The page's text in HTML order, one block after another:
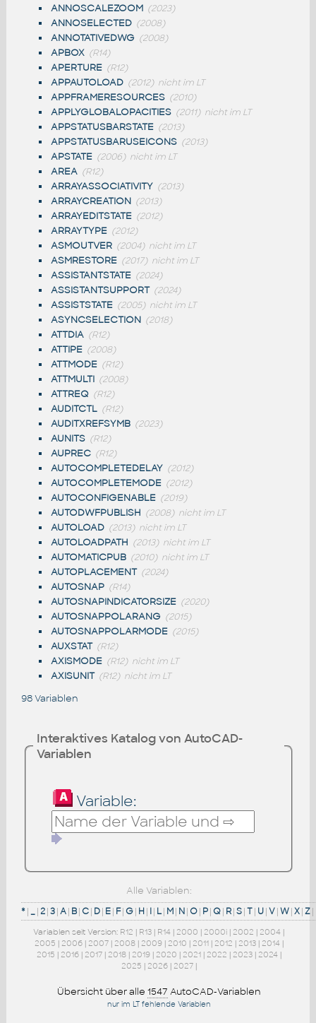
ANNOSCALEZOOM (2023)
ANNOSELECTED (2008)
ANNOTATIVEDWG (2008)
APBOX (R14)
APERTURE (R12)
APPAUTOLOAD (2012) nicht im LT
APPFRAMERESOURCES (2010)
APPLYGLOBALOPACITIES (2011) nicht im LT
APPSTATUSBARSTATE (2013)
APPSTATUSBARUSEICONS (2013)
APSTATE (2006) nicht im LT
AREA (R12)
ARRAYASSOCIATIVITY (2013)
ARRAYCREATION (2013)
ARRAYEDITSTATE (2012)
ARRAYTYPE (2012)
ASMOUTVER (2004) nicht im LT
ASMRESTORE (2017) nicht im LT
ASSISTANTSTATE (2024)
ASSISTANTSUPPORT (2024)
ASSISTSTATE (2005) nicht im LT
ASYNCSELECTION (2018)
ATTDIA (R12)
ATTIPE (2008)
ATTMODE (R12)
ATTMULTI (2008)
ATTREQ (R12)
AUDITCTL (R12)
AUDITXREFSYMB (2023)
AUNITS (R12)
AUPREC (R12)
AUTOCOMPLETEDELAY (2012)
AUTOCOMPLETEMODE (2012)
AUTOCONFIGENABLE (2019)
AUTODWFPUBLISH (2008) nicht im LT
AUTOLOAD (2013) nicht im LT
AUTOLOADPATH (2013) nicht im LT
AUTOMATICPUB (2010) nicht im LT
AUTOPLACEMENT (2024)
AUTOSNAP (R14)
AUTOSNAPINDICATORSIZE (2020)
AUTOSNAPPOLARANG (2015)
AUTOSNAPPOLARMODE (2015)
AUXSTAT (R12)
AXISMODE (R12) nicht im LT
AXISUNIT (R12) nicht im LT
98 Variablen
Interaktives Katalog von AutoCAD-
Variablen
Variable:
Alle Variablen:
*|_|2|3|A| B|C| D| E| F|G| H| I| L| M| N|O| P|Q| R|S|T| U|V|W|X|Z|
Variablen seit Version: R12 | R13 | R14 | 2000 | 2000i | 2002 | 2004 |
2005 | 2006| 2007| 2008| 2009| 2010 | 2011| 2012 | 2013| 2014|
2015 | 2016| 2017| 2018| 2019| 2020 | 2021| 2022 | 2023| 2024|
2025 | 2026| 2027|
Übersicht über alle 1547 AutoCAD-Variablen
nur im LT fehlende Variablen